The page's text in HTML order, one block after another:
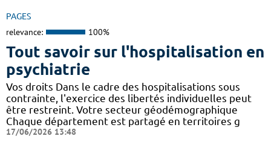
PAGES
relevance: 100%
Tout savoir sur l'hospitalisation en
psychiatrie
Vos droits Dans le cadre des hospitalisations sous
contrainte, l'exercice des libertés individuelles peut
être restreint. Votre secteur géodémographique
Chaque département est partagé en territoires g
17/06/2026 13:48